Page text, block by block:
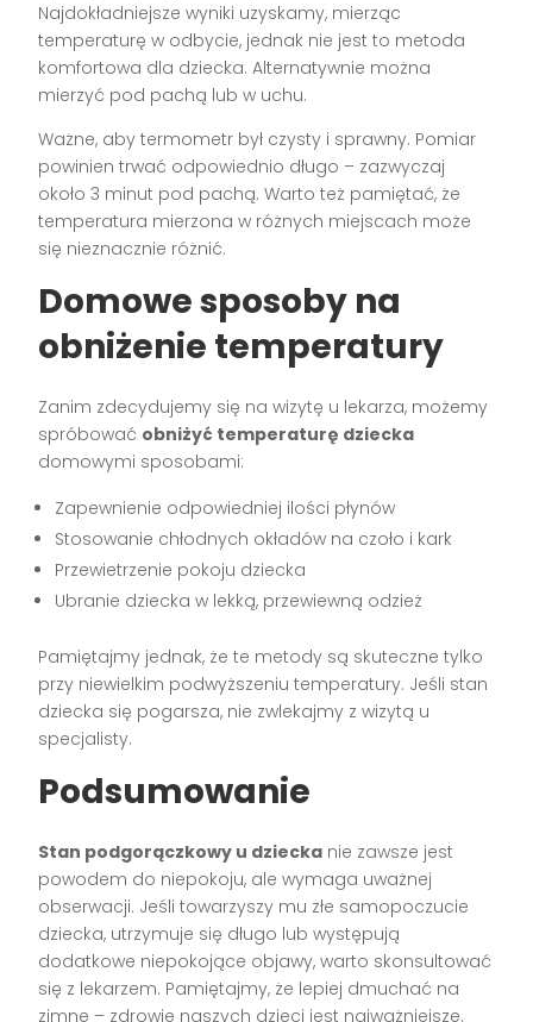
Najdokładniejsze wyniki uzyskamy, mierząc
temperaturę w odbycie, jednak nie jest to metoda
komfortowa dla dziecka. Alternatywnie można
mierzyć pod pachą lub w uchu.
Ważne, aby termometr był czysty i sprawny. Pomiar
powinien trwać odpowiednio długo – zazwyczaj
około 3 minut pod pachą. Warto też pamiętać, że
temperatura mierzona w różnych miejscach może
się nieznacznie różnić.
Domowe sposoby na
obniżenie temperatury
Zanim zdecydujemy się na wizytę u lekarza, możemy
spróbować obniżyć temperaturę dziecka
domowymi sposobami:
Zapewnienie odpowiedniej ilości płynów
Stosowanie chłodnych okładów na czoło i kark
Przewietrzenie pokoju dziecka
Ubranie dziecka w lekką, przewiewną odzież
Pamiętajmy jednak, że te metody są skuteczne tylko
przy niewielkim podwyższeniu temperatury. Jeśli stan
dziecka się pogarsza, nie zwlekajmy z wizytą u
specjalisty.
Podsumowanie
Stan podgorączkowy u dziecka nie zawsze jest
powodem do niepokoju, ale wymaga uważnej
obserwacji. Jeśli towarzyszy mu złe samopoczucie
dziecka, utrzymuje się długo lub występują
dodatkowe niepokojące objawy, warto skonsultować
się z lekarzem. Pamiętajmy, że lepiej dmuchać na
zimne – zdrowie naszych dzieci jest najważniejsze.